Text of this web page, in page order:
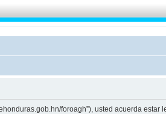
foroagh”), usted acuerda